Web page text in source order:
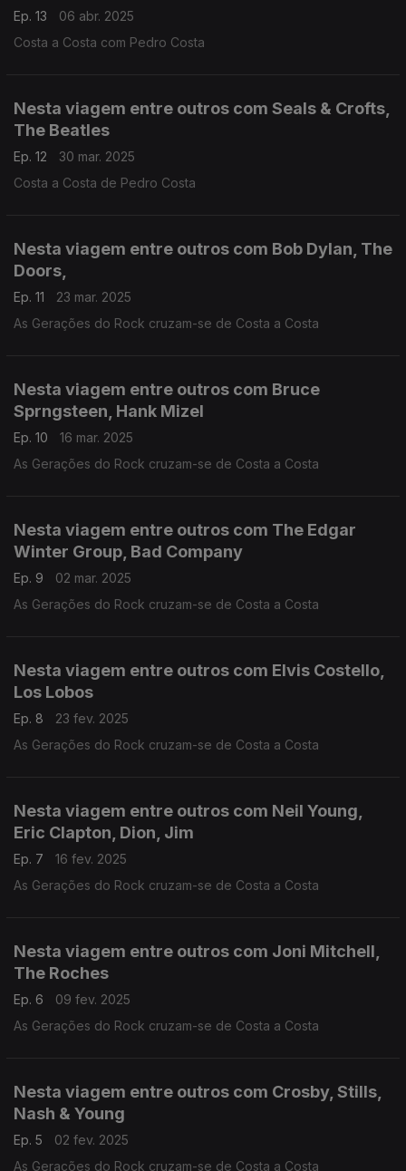
Ep. 13
06 abr. 2025
Costa a Costa com Pedro Costa
Nesta viagem entre outros com Seals & Crofts,
The Beatles
Ep. 12
30 mar. 2025
Costa a Costa de Pedro Costa
Nesta viagem entre outros com Bob Dylan, The
Doors,
Ep. 11
23 mar. 2025
As Gerações do Rock cruzam-se de Costa a Costa
Nesta viagem entre outros com Bruce
Sprngsteen, Hank Mizel
Ep. 10
16 mar. 2025
As Gerações do Rock cruzam-se de Costa a Costa
Nesta viagem entre outros com The Edgar
Winter Group, Bad Company
Ep. 9
02 mar. 2025
As Gerações do Rock cruzam-se de Costa a Costa
Nesta viagem entre outros com Elvis Costello,
Los Lobos
Ep. 8
23 fev. 2025
As Gerações do Rock cruzam-se de Costa a Costa
Nesta viagem entre outros com Neil Young,
Eric Clapton, Dion, Jim
Ep. 7
16 fev. 2025
As Gerações do Rock cruzam-se de Costa a Costa
Nesta viagem entre outros com Joni Mitchell,
The Roches
Ep. 6
09 fev. 2025
As Gerações do Rock cruzam-se de Costa a Costa
Nesta viagem entre outros com Crosby, Stills,
Nash & Young
Ep. 5
02 fev. 2025
As Gerações do Rock cruzam-se de Costa a Costa